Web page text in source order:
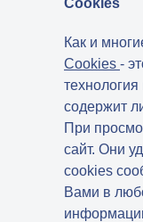
Cookies
Как и
Cookies -
содержит
При
сайт. Они
cookies
Вами в